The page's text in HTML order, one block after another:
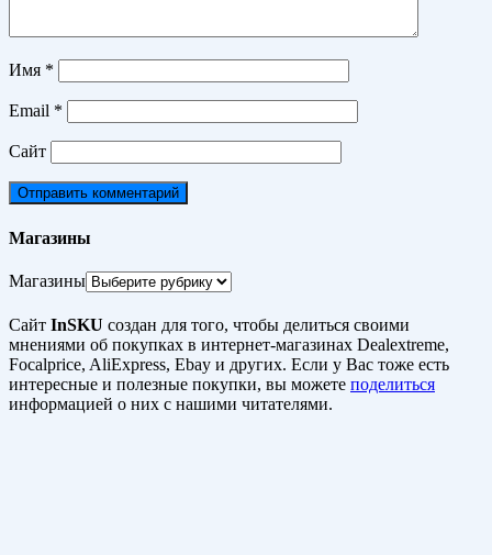
Имя *
Email *
Сайт
Магазины
Магазины
Сайт InSKU создан для того, чтобы делиться своими
мнениями об покупках в интернет-магазинах Dealextreme,
Focalprice, AliExpress, Ebay и других. Если у Вас тоже есть
интересные и полезные покупки, вы можете поделиться
информацией о них с нашими читателями.